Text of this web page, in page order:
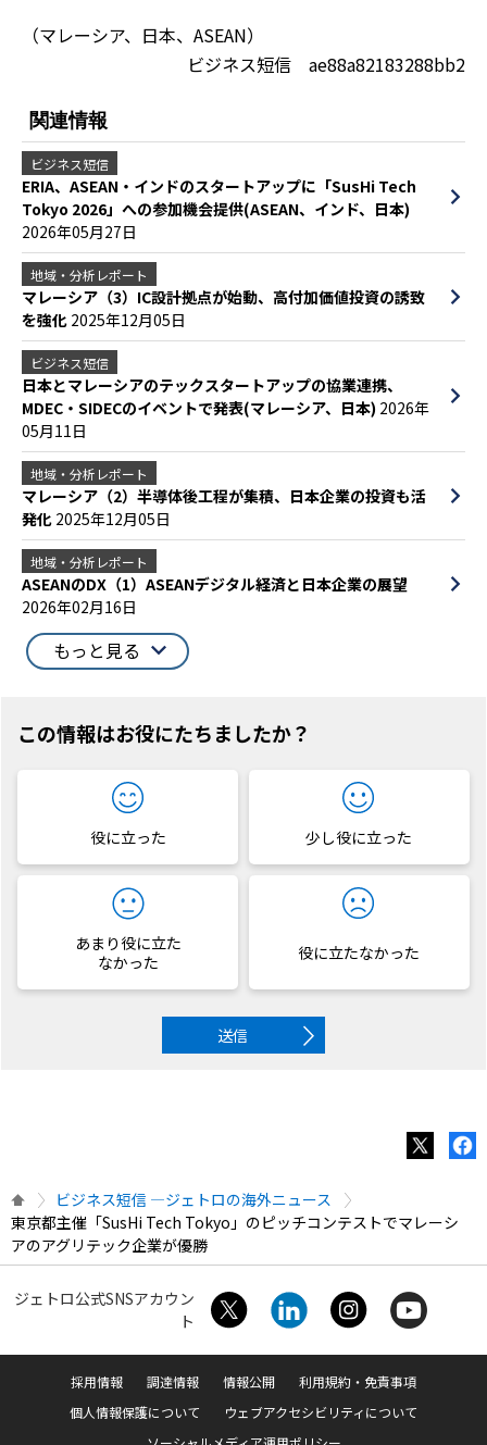
（マレーシア、日本、ASEAN）
ビジネス短信 ae88a82183288bb2
関連情報
ビジネス短信
ERIA、ASEAN・インドのスタートアップに「SusHi Tech
Tokyo 2026」への参加機会提供(ASEAN、インド、日本)
2026年05月27日
地域・分析レポート
マレーシア（3）IC設計拠点が始動、高付加価値投資の誘致
を強化 2025年12月05日
ビジネス短信
日本とマレーシアのテックスタートアップの協業連携、
MDEC・SIDECのイベントで発表(マレーシア、日本) 2026年
05月11日
地域・分析レポート
マレーシア（2）半導体後工程が集積、日本企業の投資も活
発化 2025年12月05日
地域・分析レポート
ASEANのDX（1）ASEANデジタル経済と日本企業の展望
2026年02月16日
もっと見る
この情報はお役にたちましたか？
役に立った 少し役に立った
あまり役に立た
なかった
役に立たなかった
送信
ビジネス短信 ―ジェトロの海外ニュース
東京都主催「SusHi Tech Tokyo」のピッチコンテストでマレーシ
アのアグリテック企業が優勝
ジェトロ公式SNSアカウン
ト
採用情報 調達情報 情報公開
利用規約・免責事項
個人情報保護について
ウェブアクセシビリティについて